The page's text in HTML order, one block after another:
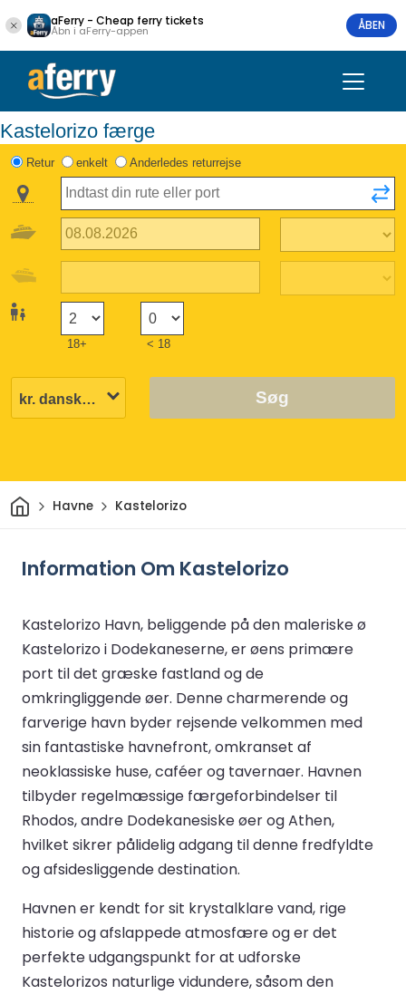
aFerry - Cheap ferry tickets
Åbn i aFerry-appen ÅBEN
Kastelorizo færge
Retur enkelt Anderledes returrejse
18+ < 18
Søg
HjemHavne Kastelorizo
Information Om Kastelorizo
Kastelorizo Havn, beliggende på den maleriske ø
Kastelorizo i Dodekaneserne, er øens primære
port til det græske fastland og de
omkringliggende øer. Denne charmerende og
farverige havn byder rejsende velkommen med
sin fantastiske havnefront, omkranset af
neoklassiske huse, caféer og tavernaer. Havnen
tilbyder regelmæssige færgeforbindelser til
Rhodos, andre Dodekanesiske øer og Athen,
hvilket sikrer pålidelig adgang til denne fredfyldte
og afsidesliggende destination.
Havnen er kendt for sit krystalklare vand, rige
historie og afslappede atmosfære og er det
perfekte udgangspunkt for at udforske
Kastelorizos naturlige vidundere, såsom den